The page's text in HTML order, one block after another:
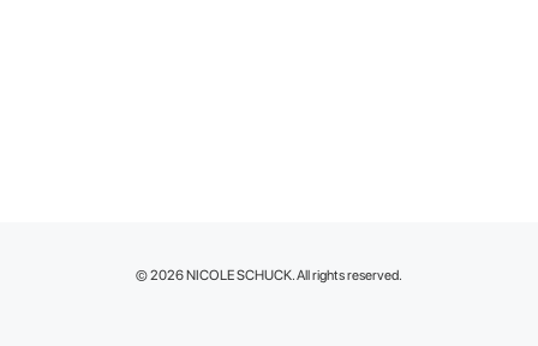
© 2026 NICOLE SCHUCK. All rights reserved.